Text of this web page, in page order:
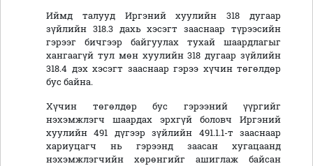
Иймд талууд Иргэний хуулийн 318 дугаар
зүйлийн 318.3 дахь хэсэгт зааснаар түрээсийн
гэрээг бичгээр байгуулах тухай шаардлагыг
хангаагүй тул мөн хуулийн 318 дугаар зүйлийн
318.4 дэх хэсэгт зааснаар гэрээ хүчин төгөлдөр
бус байна.
Хүчин төгөлдөр бус гэрээний үүргийг
нэхэмжлэгч шаардах эрхгүй боловч Иргэний
хуулийн 491 дүгээр зүйлийн 491.1.1-т зааснаар
хариуцагч нь гэрээнд заасан хугацаанд
нэхэмжлэгчийн хөрөнгийг ашиглаж байсан